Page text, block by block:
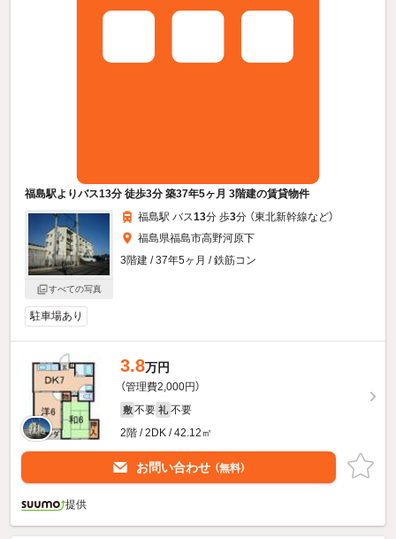
福島駅よりバス13分 徒歩3分 築37年5ヶ月 3階建の賃貸物件
すべての写真
福島駅 バス13分 歩3分 （東北新幹線など）
福島県福島市高野河原下
3階建 / 37年5ヶ月 / 鉄筋コン
駐車場あり
3.8万円
（管理費2,000円）
敷 不要 礼 不要
2階 / 2DK / 42.12㎡
お問い合わせ （無料）
提供